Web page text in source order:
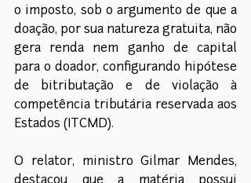
o imposto, sob o argumento de que a
doação, por sua natureza gratuita, não
gera renda nem ganho de capital
para o doador, configurando hipótese
de bitributação e de violação à
competência tributária reservada aos
Estados (ITCMD).
O relator, ministro Gilmar Mendes,